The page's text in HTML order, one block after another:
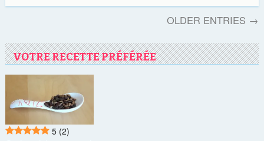
OLDER ENTRIES →
VOTRE RECETTE PRÉFÉRÉE
5 (2)